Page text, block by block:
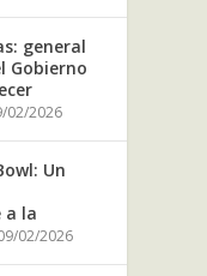
general
Gobierno
02/2026
Un
la
02/2026